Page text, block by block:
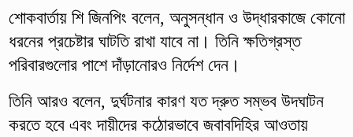
শোকবার্তায় শি জিনপিং বলেন, অনুসন্ধান ও উদ্ধারকাজে কোনো
ধরনের প্রচেষ্টার ঘাটতি রাখা যাবে না। তিনি ক্ষতিগ্রস্ত
পরিবারগুলোর পাশে দাঁড়ানোরও নির্দেশ দেন।
তিনি আরও বলেন, দুর্ঘটনার কারণ যত দ্রুত সম্ভব উদঘাটন
করতে হবে এবং দায়ীদের কঠোরভাবে জবাবদিহির আওতায়